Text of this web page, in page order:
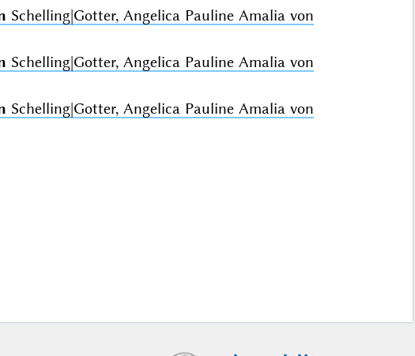
Schelling|Gotter, Angelica Pauline Amalia von
Schelling|Gotter, Angelica Pauline Amalia von
Schelling|Gotter, Angelica Pauline Amalia von